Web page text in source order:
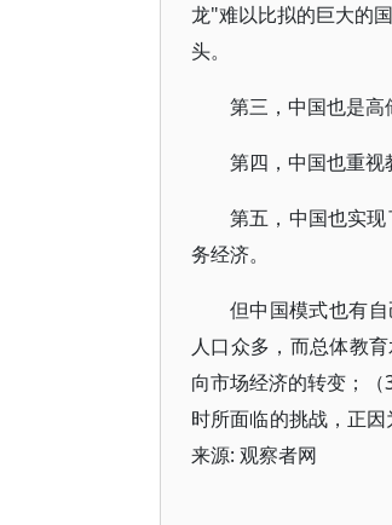
龙"难以比拟的巨大的
头。
第三，中国也是高
第四，中国也重视
第五，中国也实
务经济。
但中国模式也有
人口众多，而总体教
向市场经济的转变；
时所面临的挑战，正
来源: 观察者网